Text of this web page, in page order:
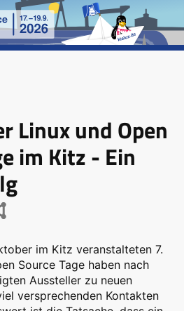
Linux und Open
im Kitz - Ein
im Kitz veranstalteten 7.
Source Tage haben nach
Aussteller zu neuen
versprechenden Kontakten